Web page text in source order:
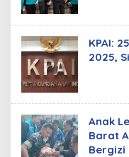
KPAI:
2025,
Anak
Barat
Bergizi